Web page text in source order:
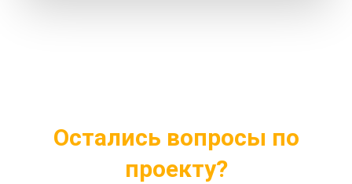
Остались вопросы по
проекту?